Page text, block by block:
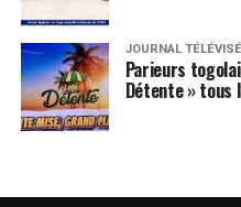
JOURNAL
Parieurs
Détente » tous